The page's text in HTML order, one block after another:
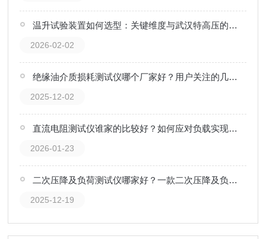
温升试验装置如何选型：关键维度与武汉特高压的实践视角
2026-02-02
绝缘油介质损耗测试仪哪个厂家好？用户关注的几个要点
2025-12-02
直流电阻测试仪谁家的比较好？如何应对负载实现电阻读数的收敛与稳定
2026-01-23
二次压降及负荷测试仪哪家好？一款二次压降及负荷测试仪的现场实践观察
2025-12-19